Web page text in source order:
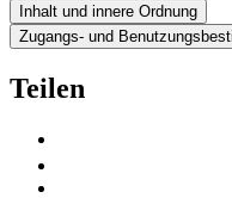
Inhalt und innere Ordnung
Zugangs- und
Teilen